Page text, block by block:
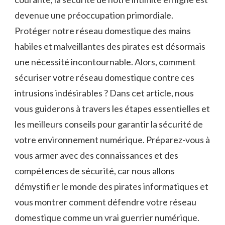
devenue une préoccupation primordiale.
Protéger notre réseau domestique des mains
habiles et malveillantes des pirates est désormais
une nécessité incontournable. Alors, comment
‌sécuriser votre réseau domestique contre ces
intrusions indésirables ? Dans cet⁢ article, nous
vous guiderons à travers les⁣ étapes essentielles et
les meilleurs ⁢conseils⁢ pour garantir la sécurité ​de​
votre environnement numérique. Préparez-vous à
‌vous armer avec des connaissances et‍ des
compétences ⁤de sécurité, car ​nous allons
démystifier le monde des pirates informatiques et
vous montrer comment défendre votre ⁢réseau
‍domestique ⁣comme un vrai guerrier numérique.‍